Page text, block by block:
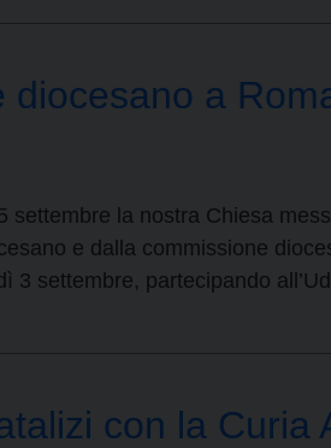
diocesano a
settembre la nostra Chiesa
e dalla commissione
3 settembre, partecipando
con la Curia